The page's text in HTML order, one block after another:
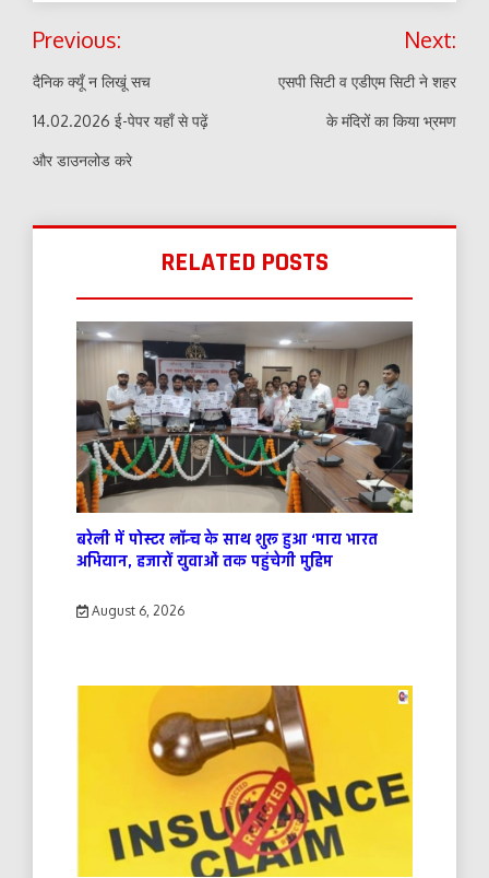
Post
navigation
Previous:
दैनिक क्यूँ न लिखूं सच
14.02.2026 ई-पेपर यहाँ से पढ़ें
और डाउनलोड करे
Next:
एसपी सिटी व एडीएम सिटी ने शहर
के मंदिरों का किया भ्रमण
RELATED POSTS
बरेली में पोस्टर लॉन्च के साथ शुरू हुआ ‘माय भारत
अभियान, हजारों युवाओं तक पहुंचेगी मुहिम
August 6, 2026